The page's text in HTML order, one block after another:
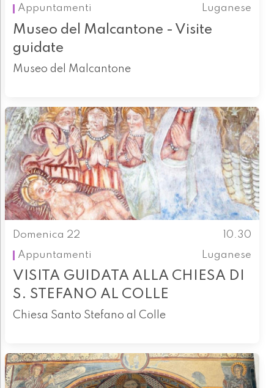
Appuntamenti Luganese
Museo del Malcantone - Visite
guidate
Museo del Malcantone
Domenica 22
10.30
Appuntamenti
Luganese
VISITA GUIDATA ALLA CHIESA DI
S. STEFANO AL COLLE
Chiesa Santo Stefano al Colle